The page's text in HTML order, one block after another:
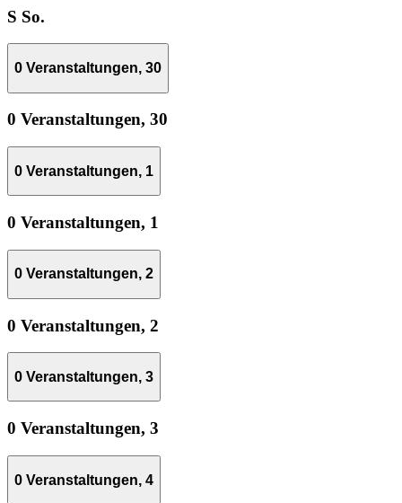
S So.
0 Veranstaltungen, 30
0 Veranstaltungen, 30
0 Veranstaltungen, 1
0 Veranstaltungen, 1
0 Veranstaltungen, 2
0 Veranstaltungen, 2
0 Veranstaltungen, 3
0 Veranstaltungen, 3
0 Veranstaltungen, 4